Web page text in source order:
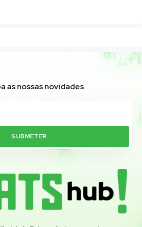
as nossas novidades
SUBMETER